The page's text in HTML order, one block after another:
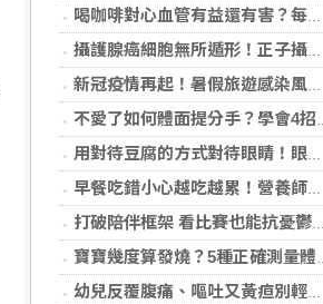
喝咖啡對心血管有益還有害？每日可以喝幾杯咖啡？美心臟協會一次解答
攝護腺癌細胞無所遁形！正子攝影掃描揪出攝護腺癌，精準定位助早期治療
新冠疫情再起！暑假旅遊感染風險增 專家教你這樣做好防護
不愛了如何體面提分手？學會4招重新看待分手：道歉、挽留都沒必要
用對待豆腐的方式對待眼睛！眼科醫揭「4件事」絕不可以對眼睛做
早餐吃錯小心越吃越累！營養師點名3大NG組合：根本「台式安眠藥」
打破陪伴框架 看比賽也能抗憂鬱？日最新研究指出：觀看運動賽事 老年憂鬱症風險降低3成
寶寶幾度算發燒？5種正確測量體溫的方法：耳溫測量快、額溫快速便利
幼兒反覆腹痛、嘔吐又黃疸別輕忽 當心罹患罕見先天性膽管囊腫